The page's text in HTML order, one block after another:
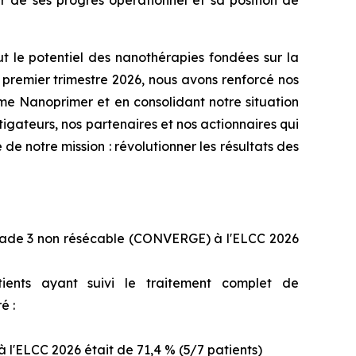
le potentiel des nanothérapies fondées sur la
trimestre 2026, nous avons renforcé nos
Nanoprimer et en consolidant notre situation
nos partenaires et nos actionnaires qui
notre mission : révolutionner les résultats des
3 non résécable (CONVERGE) à l'ELCC 2026
ayant suivi le traitement complet de
:
2026 était de 71,4 % (5/7 patients)